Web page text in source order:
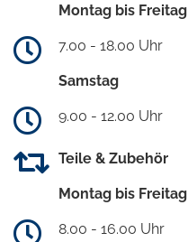
Montag bis Freitag
7.00 - 18.00 Uhr
Samstag
9.00 - 12.00 Uhr
Teile & Zubehör
Montag bis Freitag
8.00 - 16.00 Uhr